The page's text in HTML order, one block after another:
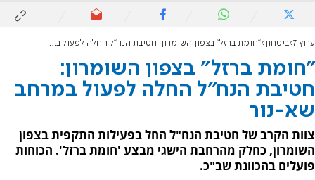
ערוץ 7 ביטחון "חומת ברזל" בצפון השומרון: חטיבת הנח"ל החלה לפעול במרחב שא-נור
"חומת ברזל" בצפון השומרון:
חטיבת הנח"ל החלה לפעול במרחב
שא-נור
צוות הקרב של חטיבת הנח"ל החל בפעילות התקפית בצפון
השומרון, כחלק מהרחבת הישגי מבצע 'חומת ברזל'. הכוחות
פועלים בהכוונת שב"כ.